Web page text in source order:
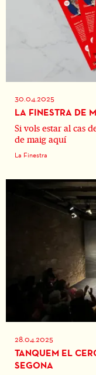
30.04.2025
LA FINESTRA DE
Si vols estar al cas
de maig aquí
La Finestra
28.04.2025
TANQUEM EL
SEGONA